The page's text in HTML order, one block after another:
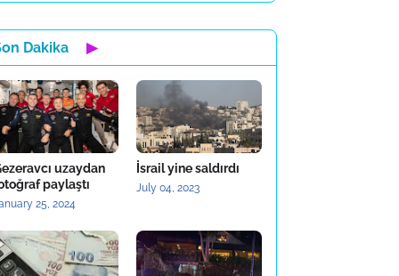
Dakika ▶
uzaydan
paylaştı
25, 2024
İsrail yine saldırdı
July 04, 2023